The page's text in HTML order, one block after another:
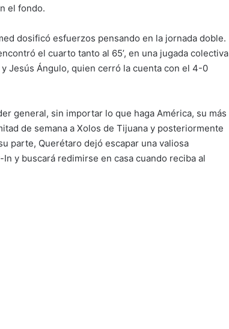
el fondo.
dosificó esfuerzos pensando en la jornada doble.
el cuarto tanto al 65’, en una jugada colectiva
Jesús Ángulo, quien cerró la cuenta con el 4-0
general, sin importar lo que haga América, su más
de semana a Xolos de Tijuana y posteriormente
parte, Querétaro dejó escapar una valiosa
y buscará redimirse en casa cuando reciba al